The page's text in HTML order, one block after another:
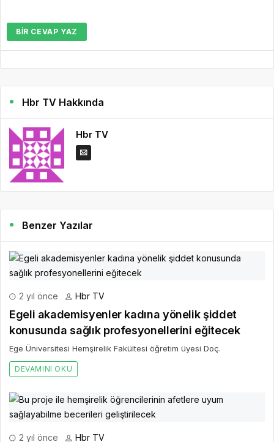
BIR CEVAP YAZ
Hbr TV Hakkında
Hbr TV
Benzer Yazılar
2 yıl önce Hbr TV
Egeli akademisyenler kadına yönelik şiddet
konusunda sağlık profesyonellerini eğitecek
Ege Üniversitesi Hemşirelik Fakültesi öğretim üyesi Doç.
DEVAMINI OKU
2 yıl önce Hbr TV